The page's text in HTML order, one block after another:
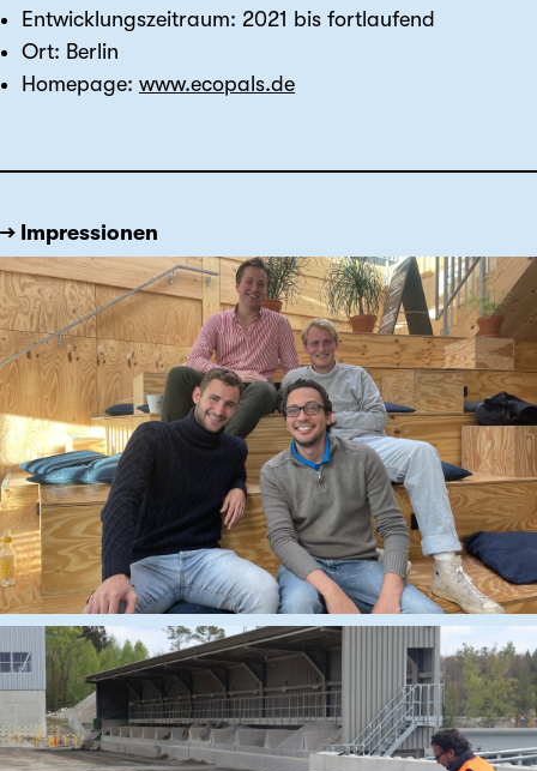
Entwicklungszeitraum: 2021 bis fortlaufend
Ort: Berlin
Homepage: www.ecopals.de
→ Impressionen